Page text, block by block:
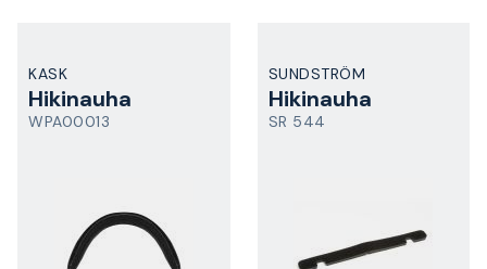
KASK
Hikinauha
WPA00013
SUNDSTRÖM
Hikinauha
SR 544